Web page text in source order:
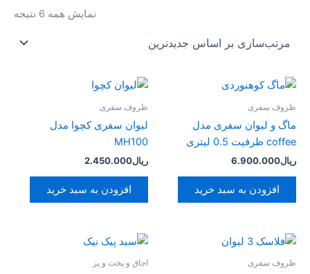
نمایش همه 6 نتیجه
ظروف سفری
ماگ و لیوان سفری مدل
coffee ظرفیت 0.5 لیتری
ریال6.900.000
افزودن به سبد خرید
ظروف سفری
لیوان سفری کچوا مدل
MH100
ریال2.450.000
افزودن به سبد خرید
ظروف سفری اجاق و پخت و پز